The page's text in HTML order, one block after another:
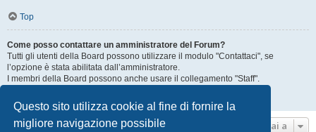
Questo sito utilizza cookie al fine di fornire la
migliore navigazione possibile
Top
Come posso contattare un amministratore del Forum?
Tutti gli utenti della Board possono utilizzare il modulo "Contattaci", se
l’opzione è stata abilitata dall’amministratore.
I membri della Board possono anche usare il collegamento "Staff".
Top
Vai a